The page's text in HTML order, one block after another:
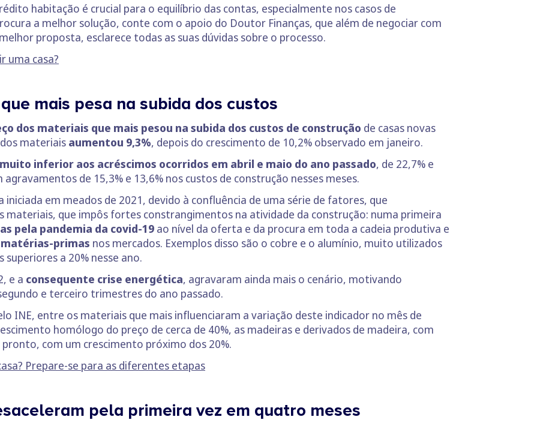
habitação é crucial para o equilíbrio das contas, especialmente nos casos de
a melhor solução, conte com o apoio do Doutor Finanças, que além de negociar com
proposta, esclarece todas as suas dúvidas sobre o processo.
uma casa?
mais pesa na subida dos custos
dos materiais que mais pesou na subida dos custos de construção de casas novas
materiais aumentou 9,3%, depois do crescimento de 10,2% observado em janeiro.
muito inferior aos acréscimos ocorridos em abril e maio do ano passado, de 22,7% e
de 15,3% e 13,6% nos custos de construção nesses meses.
em meados de 2021, devido à confluência de uma série de fatores, que
materiais, que impôs fortes constrangimentos na atividade da construção: numa primeira
pela pandemia da covid-19 ao nível da oferta e da procura em toda a cadeia produtiva e
matérias-primas nos mercados. Exemplos disso são o cobre e o alumínio, muito utilizados
a 20% nesse ano.
e a consequente crise energética, agravaram ainda mais o cenário, motivando
e terceiro trimestres do ano passado.
INE, entre os materiais que mais influenciaram a variação deste indicador no mês de
homólogo do preço de cerca de 40%, as madeiras e derivados de madeira, com
com um crescimento próximo dos 20%.
Prepare-se para as diferentes etapas
pela primeira vez em quatro meses